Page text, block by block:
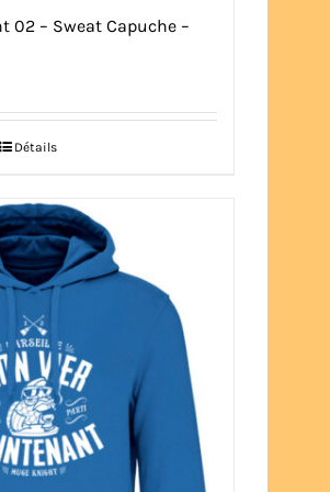
02 – Sweat Capuche –
Détails